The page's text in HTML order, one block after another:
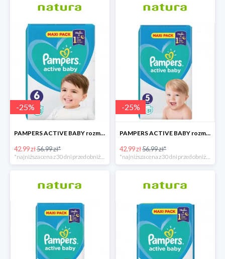
-25%
PAMPERS ACTIVE BABY rozmiar 6, 44 pieluszki, 13-18 kg
42.99 zł56.99 zł*
-25%
PAMPERS ACTIVE BABY rozmiar 5, 51 pieluszek, 11-16 kg
42.99 zł56.99 zł*